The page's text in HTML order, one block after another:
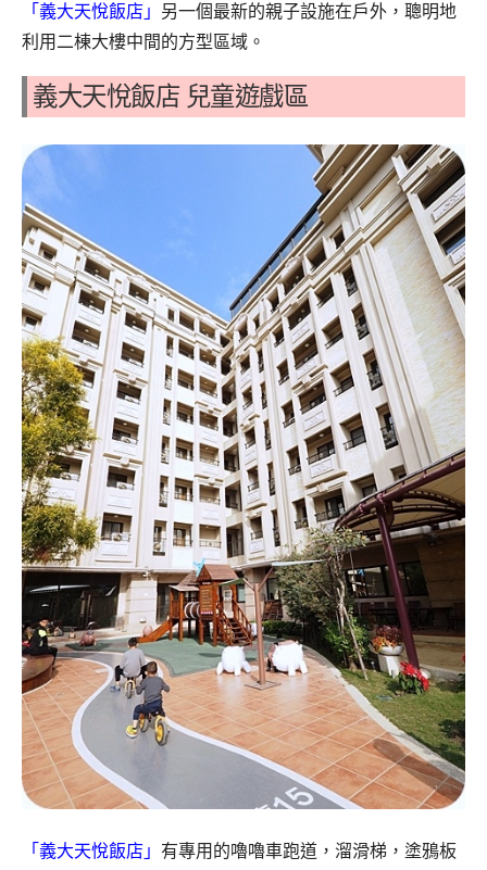
「義大天悅飯店」 另一個最新的親子設施在戶外，聰明地
利用二棟大樓中間的方型區域。
義大天悅飯店 兒童遊戲區
「義大天悅飯店」 有專用的嚕嚕車跑道，溜滑梯，塗鴉板